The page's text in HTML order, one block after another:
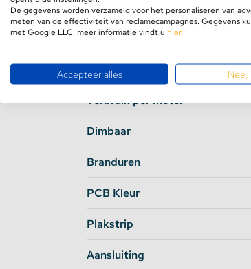
Waterdichtheid
Lichthoek
Input Voltage
Verbruik per meter
Dimbaar
Branduren
PCB Kleur
Plakstrip
Aansluiting
De gegevens worden verzameld voor het personaliseren van
meten van de effectiviteit van reclamecampagnes. Gegevens
met Google LLC, meer informatie vindt u hier.
Accepteer alles Nee,